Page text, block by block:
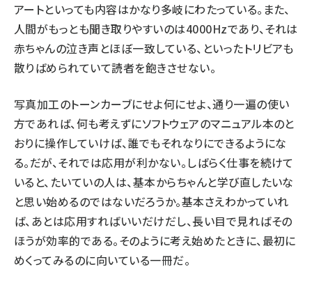
アートといっても内容はかなり多岐にわたっている。また、
人間がもっとも聞き取りやすいのは4000Hzであり、それは
赤ちゃんの泣き声とほぼ一致している、といったトリビアも
散りばめられていて読者を飽きさせない。
写真加工のトーンカーブにせよ何にせよ、通り一遍の使い
方であれば、何も考えずにソフトウェアのマニュアル本のと
おりに操作していけば、誰でもそれなりにできるようにな
る。だが、それでは応用が利かない。しばらく仕事を続けて
いると、たいていの人は、基本からちゃんと学び直したいな
と思い始めるのではないだろうか。基本さえわかっていれ
ば、あとは応用すればいいだけだし、長い目で見ればその
ほうが効率的である。そのように考え始めたときに、最初に
めくってみるのに向いている一冊だ。